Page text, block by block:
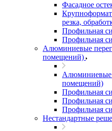
Фасадное
резка,
Профильная
Профильная
Алюминиевые
помещений)
Алюминиевые
помещений)
Профильная
Профильная
Профильная
Нестандартные